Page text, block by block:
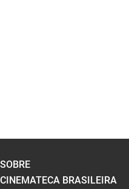
SOBRE
CINEMATECA BRASILEIRA